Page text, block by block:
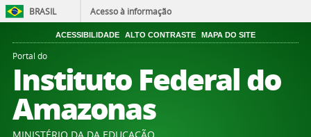
BRASIL Acesso à informação
ACESSIBILIDADE ALTO CONTRASTE MAPA DO SITE
Portal do
Instituto Federal do
Amazonas